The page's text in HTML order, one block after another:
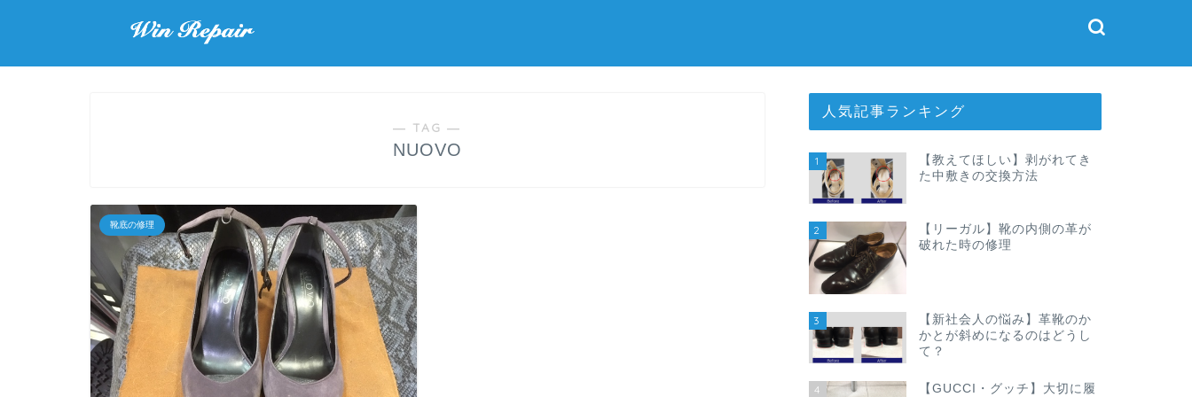
― TAG ―
NUOVO
靴底の修理
人気記事ランキング
1
【教えてほしい】剥がれてき
た中敷きの交換方法
2
【リーガル】靴の内側の革が
破れた時の修理
3
【新社会人の悩み】革靴のか
かとが斜めになるのはどうし
て？
4 【GUCCI・グッチ】大切に履